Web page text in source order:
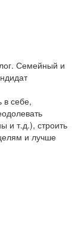
Семейный и
в себе,
и т.д.), строить
и лучше